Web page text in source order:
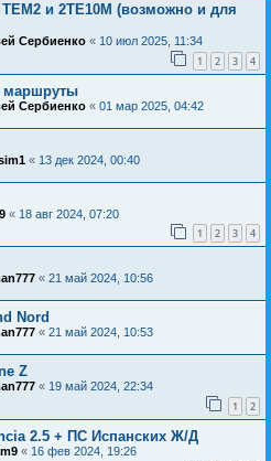
и 2ТЕ10М (возможно и для
Сербиенко « 10 июл 2025, 11:34
1 2 3 4
маршруты
Сербиенко « 01 мар 2025, 04:42
« 13 дек 2024, 00:40
« 18 авг 2024, 07:20
1 2 3 4
« 21 май 2024, 10:56
Nord
« 21 май 2024, 10:53
Z
« 19 май 2024, 22:34
1 2
2.5 + ПС Испанских Ж/Д
« 16 фев 2024, 19:26